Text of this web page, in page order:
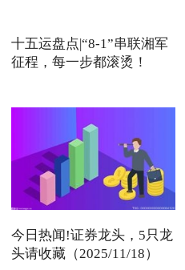
十五运盘点|“8-1”串联湘军
征程，每一步都滚烫！
今日热闻!证券龙头，5只龙
头请收藏（2025/11/18）